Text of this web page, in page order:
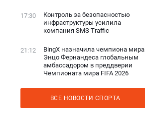
17:30
Контроль за безопасностью
инфраструктуры усилила
компания SMS Traffic
21:12
BingX назначила чемпиона мира
Энцо Фернандеса глобальным
амбассадором в преддверии
Чемпионата мира FIFA 2026
ВСЕ НОВОСТИ СПОРТА